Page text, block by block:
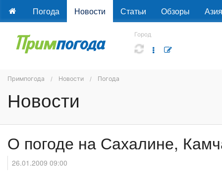
Погода Новости Статьи Обзоры Азия
Город
Примпогода Новости Погода
Новости
О погоде на Сахалине,
26.01.2009 09:00